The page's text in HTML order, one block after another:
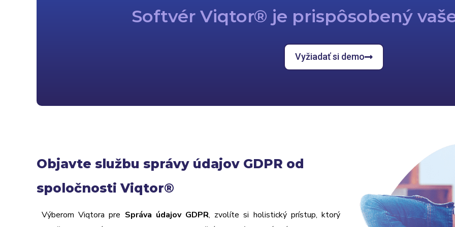
Softvér Viqtor® je prispôsobený
Vyžiadať si demo
Objavte službu správy údajov GDPR od
spoločnosti Viqtor®
Výberom Viqtora pre Správa údajov GDPR, zvolíte si holistický prístup, ktorý